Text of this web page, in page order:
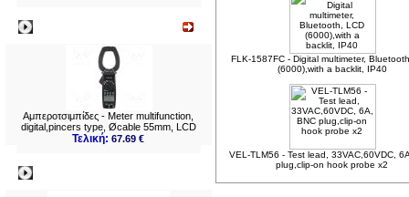
Αμπεροτσιμπίδες - Meter multifunction,
digital,pincers type, Øcable 55mm, LCD
Τελική:67.69 €
FLK-1587FC - Digital multimeter,
(6000),with a backlit, IP40
VEL-TLM56 - Test lead, 33VAC,60VDC,
plug,clip-on hook probe x2